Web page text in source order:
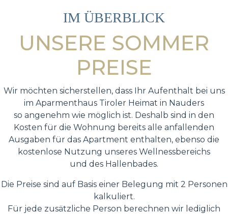
IM ÜBERBLICK
UNSERE SOMMER
PREISE
Wir möchten sicherstellen, dass Ihr Aufenthalt bei uns
im Aparmenthaus Tiroler Heimat in Nauders
so angenehm wie möglich ist. Deshalb sind in den
Kosten für die Wohnung bereits alle anfallenden
Ausgaben für das Apartment enthalten, ebenso die
kostenlose Nutzung unseres Wellnessbereichs
und des Hallenbades.
Die Preise sind auf Basis einer Belegung mit 2 Personen
kalkuliert.
Für jede zusätzliche Person berechnen wir lediglich